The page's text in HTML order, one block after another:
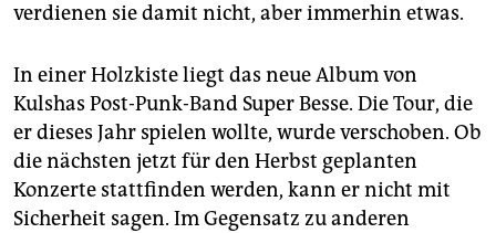
verdienen sie damit nicht, aber immerhin etwas.
In einer Holzkiste liegt das neue Album von
Kulshas Post-Punk-Band Super Besse. Die Tour, die
er dieses Jahr spielen wollte, wurde verschoben. Ob
die nächsten jetzt für den Herbst geplanten
Konzerte stattfinden werden, kann er nicht mit
Sicherheit sagen. Im Gegensatz zu anderen